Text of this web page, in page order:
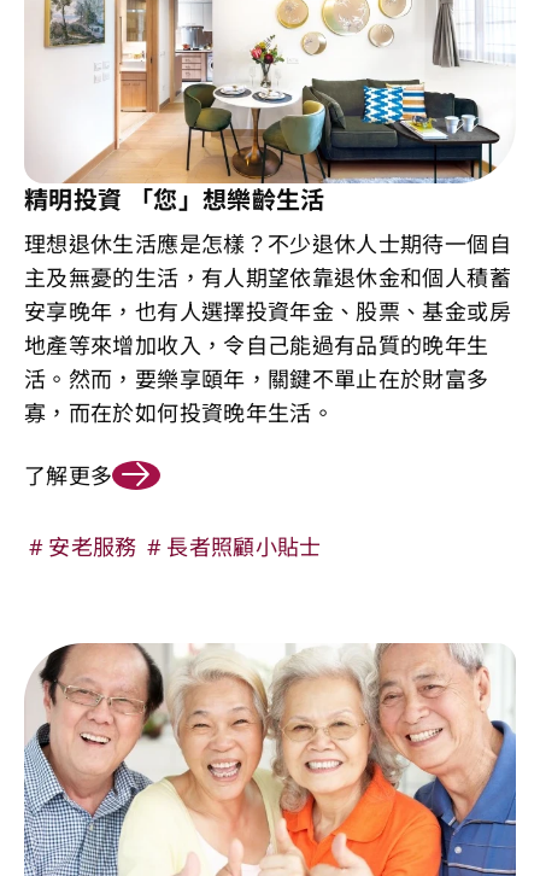
精明投資 「您」想樂齡生活
理想退休生活應是怎樣？不少退休人士期待一個自
主及無憂的生活，有人期望依靠退休金和個人積蓄
安享晚年，也有人選擇投資年金、股票、基金或房
地產等來增加收入，令自己能過有品質的晚年生
活。然而，要樂享頤年，關鍵不單止在於財富多
寡，而在於如何投資晚年生活。
了解更多
安老服務 長者照顧小貼士